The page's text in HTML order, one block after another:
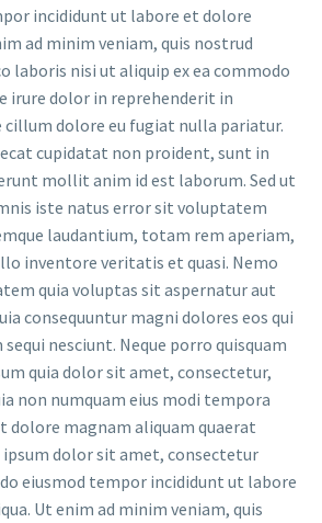
incididunt ut labore et dolore
ad minim veniam, quis nostrud
laboris nisi ut aliquip ex ea commodo
irure dolor in reprehenderit in
dolore eu fugiat nulla pariatur.
cupidatat non proident, sunt in
mollit anim id est laborum. Sed ut
iste natus error sit voluptatem
laudantium, totam rem aperiam,
inventore veritatis et quasi. Nemo
quia voluptas sit aspernatur aut
consequuntur magni dolores eos qui
nesciunt. Neque porro quisquam
quia dolor sit amet, consectetur,
non numquam eius modi tempora
dolore magnam aliquam quaerat
dolor sit amet, consectetur
eiusmod tempor incididunt ut labore
Ut enim ad minim veniam, quis